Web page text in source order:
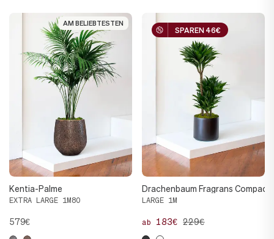
AM BELIEBTESTEN
AM BELIEBTESTEN
Kentia-Palme
EXTRA LARGE 1M80
579€
SPAREN 46€
SPAREN 46€
Drachenbaum Fragrans
LARGE 1M
ab 183€229€